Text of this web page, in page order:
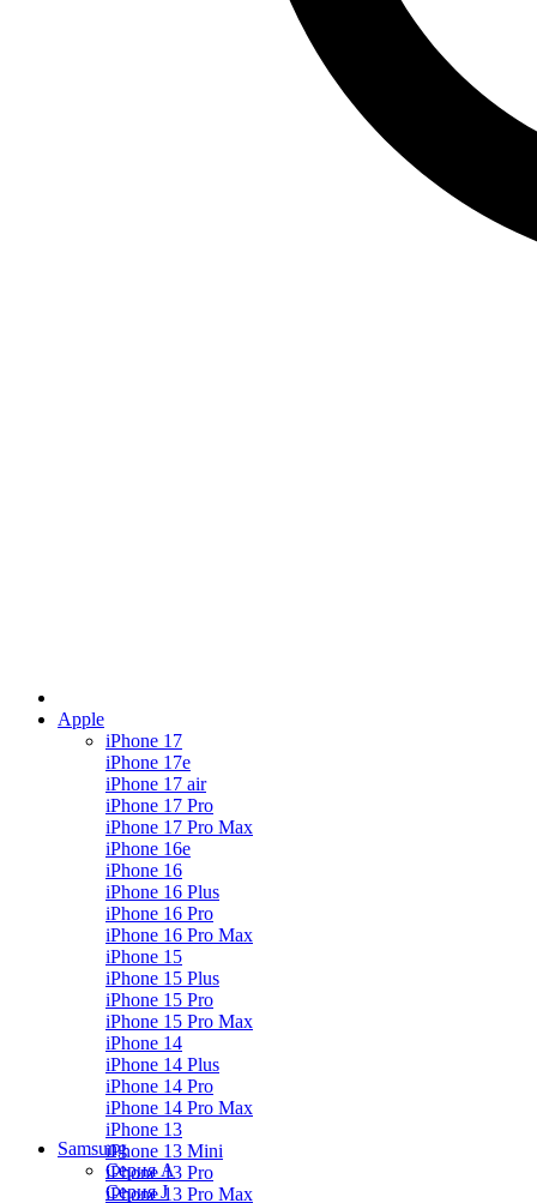
Apple
iPhone 17
iPhone 17e
iPhone 17 air
iPhone 17 Pro
iPhone 17 Pro Max
iPhone 16e
iPhone 16
iPhone 16 Plus
iPhone 16 Pro
iPhone 16 Pro Max
iPhone 15
iPhone 15 Plus
iPhone 15 Pro
iPhone 15 Pro Max
iPhone 14
iPhone 14 Plus
iPhone 14 Pro
iPhone 14 Pro Max
iPhone 13
iPhone 13 Mini
iPhone 13 Pro
iPhone 13 Pro Max
Samsung
Серия А
Серия J